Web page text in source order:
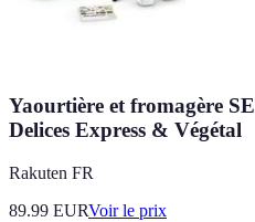
Yaourtière et fromagère
Delices Express & Végétal
Rakuten FR
89.99 EURVoir le prix